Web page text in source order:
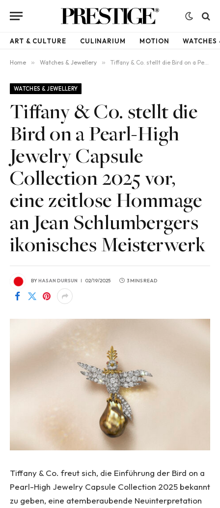
ART & CULTURE CULINARIUM MOTION WATCHES
Home » Watches & Jewellery » Tiffany & Co. stellt die Bird on a Pearl-High Jewelry Capsule Collection 2025 vor, eine zeitlose Hommage an Jean Schlumbergers ikonisches Meisterwerk
WATCHES & JEWELLERY
Tiffany & Co. stellt die
Bird on a Pearl-High
Jewelry Capsule
Collection 2025 vor,
eine zeitlose Hommage
an Jean Schlumbergers
ikonisches Meisterwerk
BYHASAN DURSUN 02/19/2025 3 MINS READ
Tiffany & Co. freut sich, die Einführung der Bird on a
Pearl-High Jewelry Capsule Collection 2025 bekannt
zu geben, eine atemberaubende Neuinterpretation